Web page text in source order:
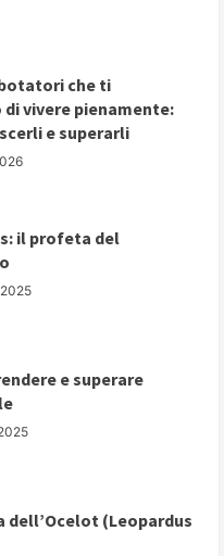
che ti
vivere pienamente:
e superarli
il profeta del
e superare
dell’Ocelot (Leopardus